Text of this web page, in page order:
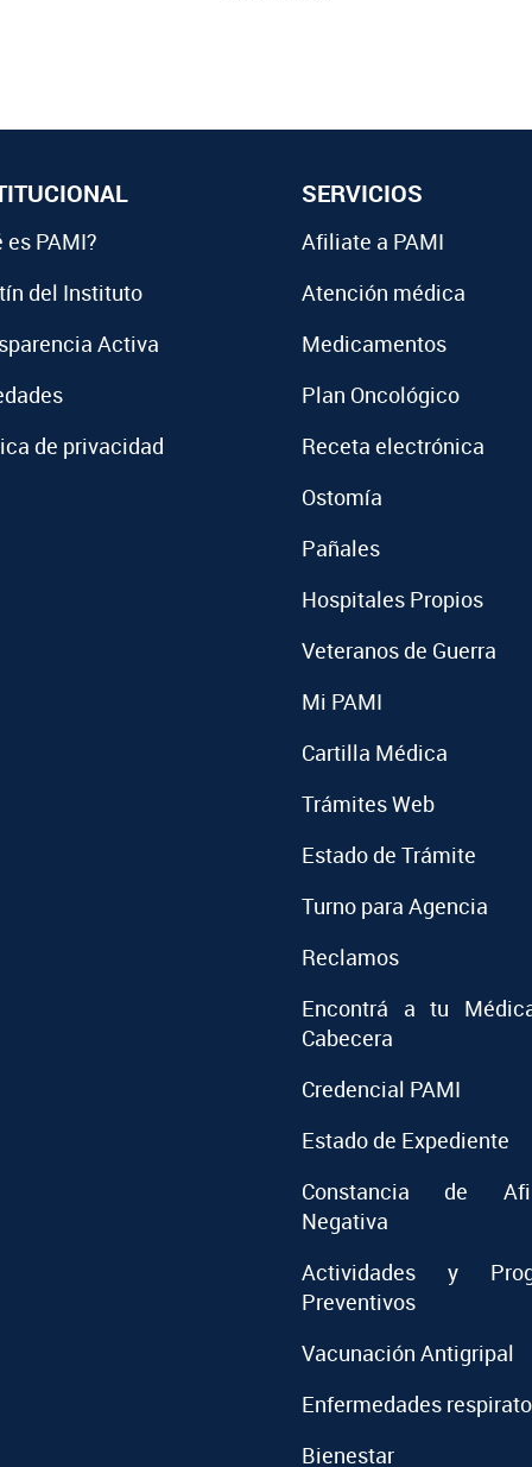
es PAMI?
del Instituto
Activa
de privacidad
SERVICIOS
Afiliate a PAMI
Atención médica
Medicamentos
Plan Oncológico
Receta electrónica
Ostomía
Pañales
Hospitales Propios
Veteranos de Guerra
Mi PAMI
Cartilla Médica
Trámites Web
Estado de Trámite
Turno para Agencia
Reclamos
Encontrá a tu
Cabecera
Credencial PAMI
Estado de Expediente
Constancia de
Negativa
Actividades y
Preventivos
Vacunación Antigripal
Enfermedades
Bienestar